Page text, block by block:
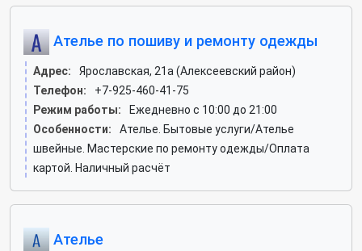
Ателье по пошиву и ремонту одежды
Адрес:
Ярославская, 21а (Алексеевский район)
Телефон:
+7-925-460-41-75
Режим работы:
Ежедневно с 10:00 до 21:00
Особенности:
Ателье. Бытовые услуги/Ателье
швейные. Мастерские по ремонту одежды/Оплата
картой. Наличный расчёт
Ателье